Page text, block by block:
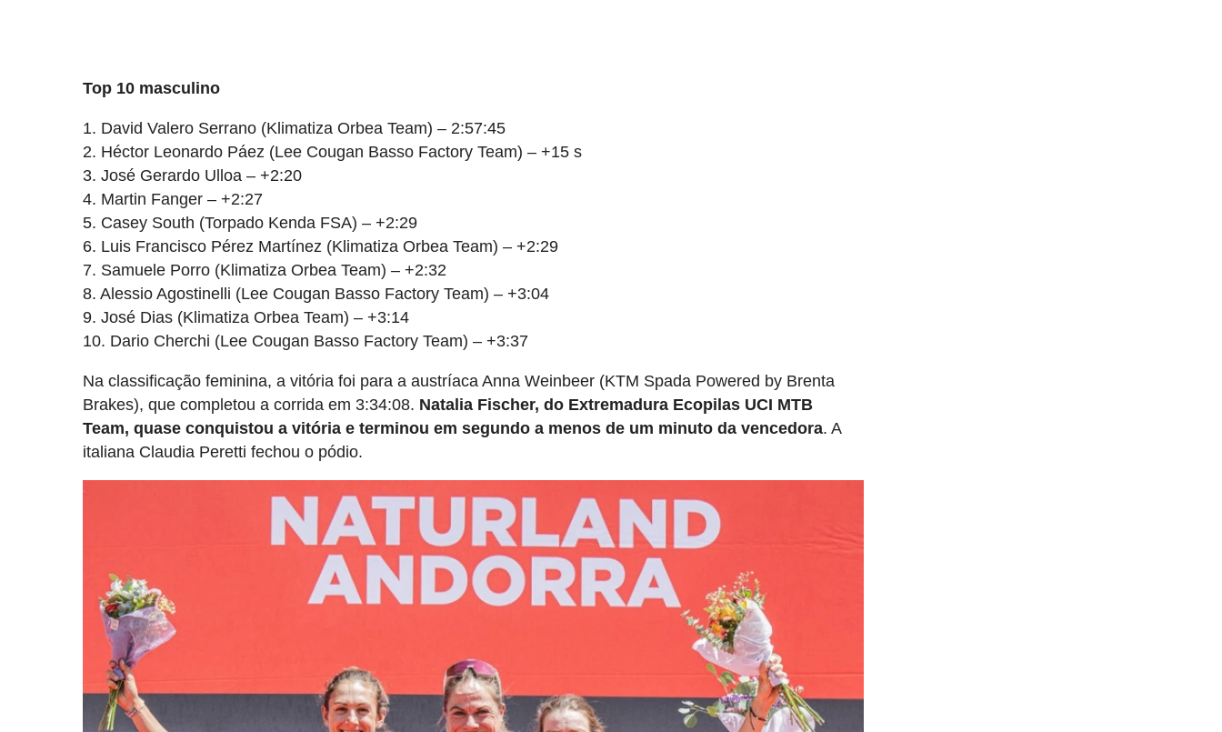
Top 10 masculino
1. David Valero Serrano (Klimatiza Orbea Team) – 2:57:45
2. Héctor Leonardo Páez (Lee Cougan Basso Factory Team) – +15 s
3. José Gerardo Ulloa – +2:20
4. Martin Fanger – +2:27
5. Casey South (Torpado Kenda FSA) – +2:29
6. Luis Francisco Pérez Martínez (Klimatiza Orbea Team) – +2:29
7. Samuele Porro (Klimatiza Orbea Team) – +2:32
8. Alessio Agostinelli (Lee Cougan Basso Factory Team) – +3:04
9. José Dias (Klimatiza Orbea Team) – +3:14
10. Dario Cherchi (Lee Cougan Basso Factory Team) – +3:37
Na classificação feminina, a vitória foi para a austríaca Anna Weinbeer (KTM Spada Powered by Brenta
Brakes), que completou a corrida em 3:34:08. Natalia Fischer, do Extremadura Ecopilas UCI MTB
Team, quase conquistou a vitória e terminou em segundo a menos de um minuto da vencedora. A
italiana Claudia Peretti fechou o pódio.